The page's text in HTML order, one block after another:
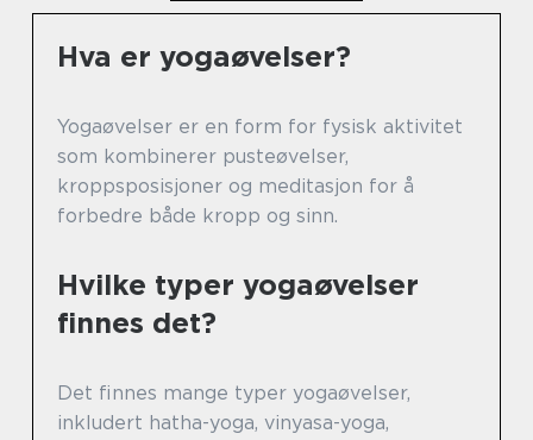
Hva er yogaøvelser?
Yogaøvelser er en form for fysisk aktivitet
som kombinerer pusteøvelser,
kroppsposisjoner og meditasjon for å
forbedre både kropp og sinn.
Hvilke typer yogaøvelser
finnes det?
Det finnes mange typer yogaøvelser,
inkludert hatha-yoga, vinyasa-yoga,